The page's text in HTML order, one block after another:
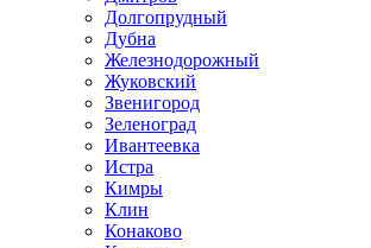
Долгопрудный
Дубна
Железнодорожный
Жуковский
Звенигород
Зеленоград
Ивантеевка
Истра
Кимры
Клин
Конаково